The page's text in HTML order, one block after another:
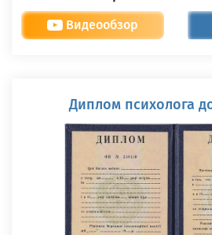
Видеообзор
Диплом психолога